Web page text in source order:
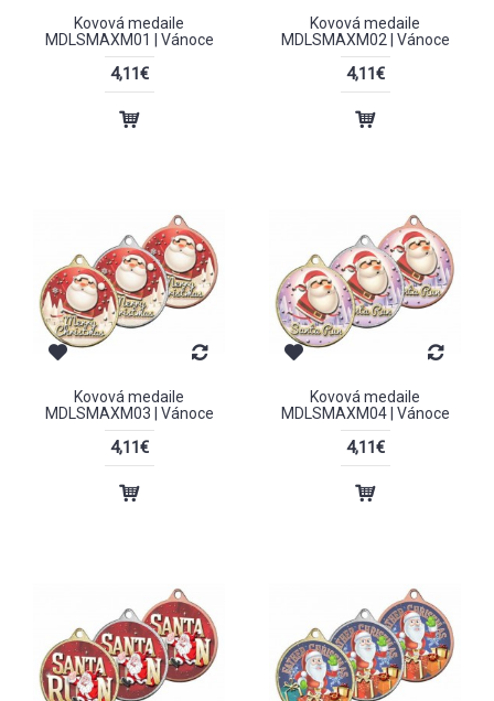
Kovová medaile
MDLSMAXM01 | Vánoce
4,11€
Kovová medaile
MDLSMAXM02 | Vánoce
4,11€
Kovová medaile
MDLSMAXM03 | Vánoce
4,11€
Kovová medaile
MDLSMAXM04 | Vánoce
4,11€